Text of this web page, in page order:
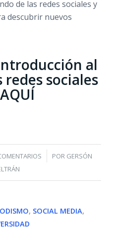
de las redes sociales y
descubrir nuevos
al
sociales
/ POR GERSÓN
, SOCIAL MEDIA,